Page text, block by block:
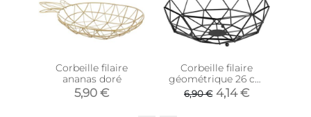
Corbeille filaire
ananas doré
5,90 €
Corbeille filaire
géométrique 26 cm
(Noir)
6,90 € 4,14 €